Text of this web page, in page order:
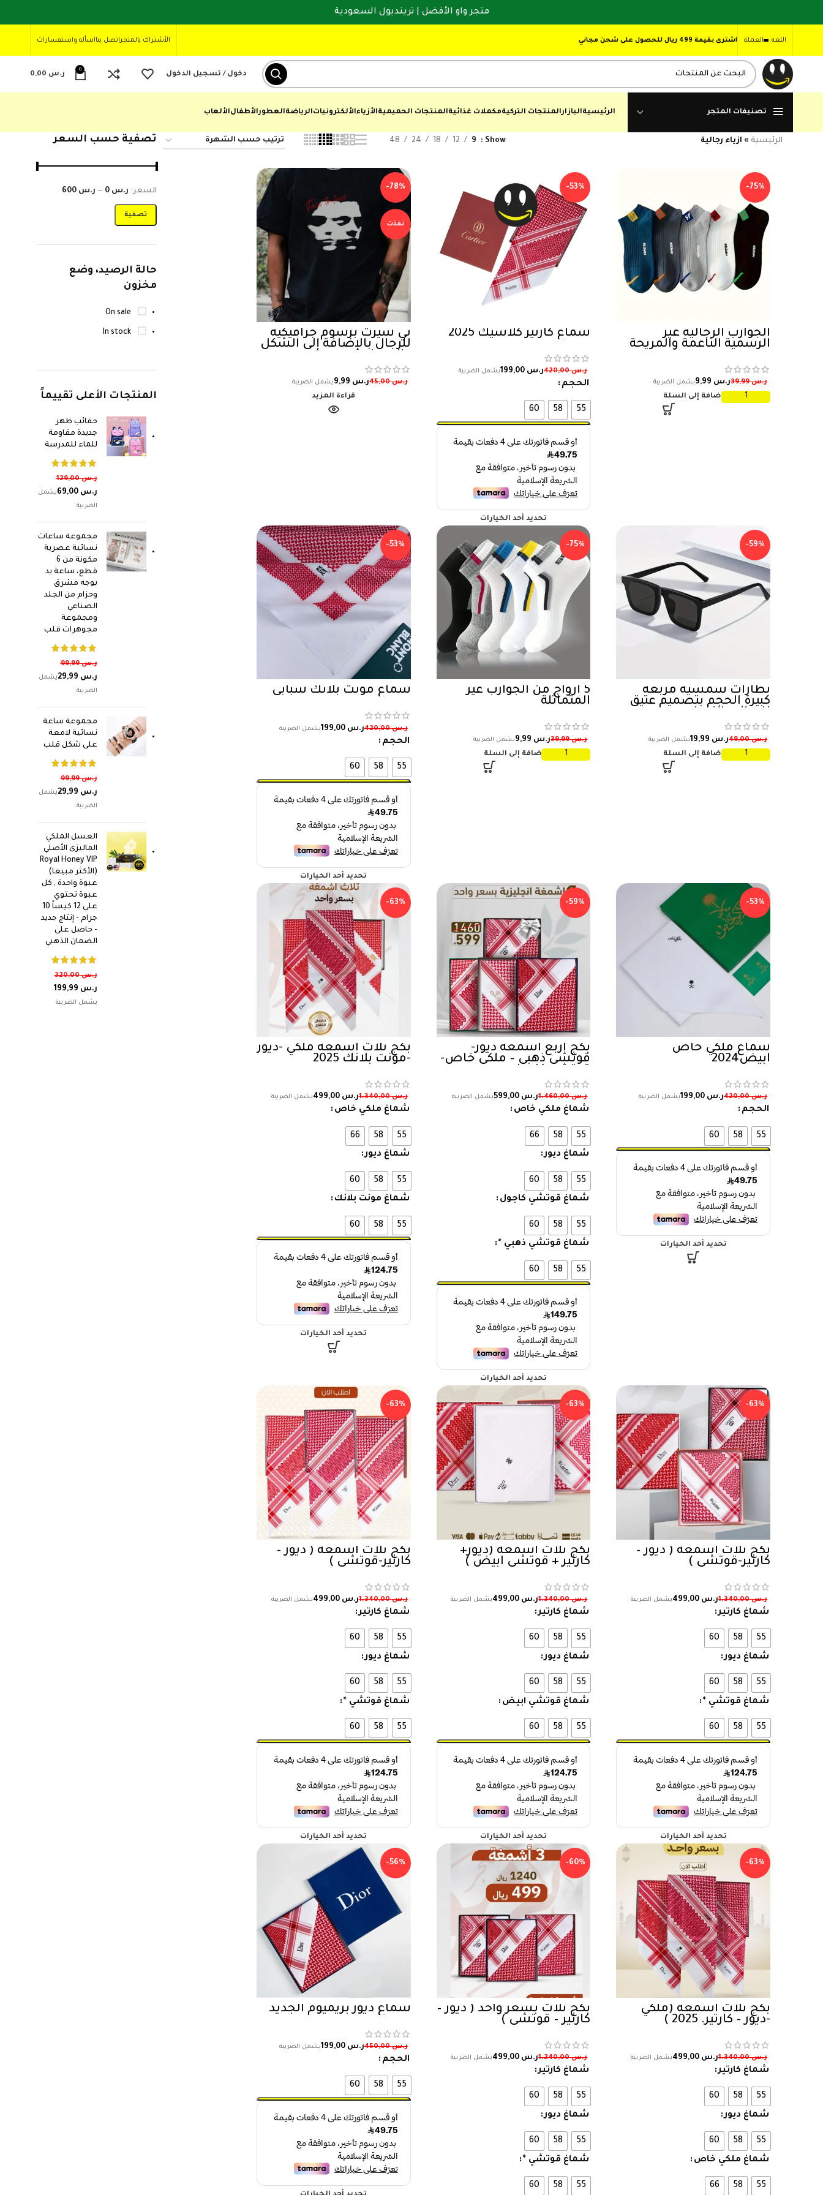
اللغه العملة اشترى بقيمة 499 ريال للحصول على شحن مجاني الأشتراك بالمتجراتصل بنااسأله واستفسارات
دخول / تسجيل الدخول
0
ر.س
تصنيفات المتجر الرئيسيةالبازارالمنتجات التركيةمكملات غذائيةالمنتجات الحميميةالأزياءالألكترونياتالرياضةالعطورالأطفالالألعاب
تصفية حسب السعر
تصفية
السعر: ر.س 0 — ر.س 600
حالة الرصيد، وضع
مخزون
In stock
المنتجات الأعلى تقييماً
حقائب ظهر
جديدة مقاومة
للماء للمدرسة
ر.س129,00
ر.س 69,00
مجموعة ساعات
نسائية عصرية
مكونة من 6
قطع، ساعة يد
بوجه مشرق
وحزام من الجلد
الصناعي
ومجموعة
مجوهرات قلب
ر.س99,99
ر.س
مجموعة ساعة
نسائية لامعة
على شكل قلب
ر.س99,99
ر.س
العسل الملكي
الماليزى الأصلي
Royal Honey VIP
(الأكثر مبيعا)
عبوة واحدة , كل
عبوة تحتوي
على 12 كيساً 10
جرام - إنتاج جديد
- حاصل على
الضمان الذهبي
ر.س320,00
ر.س
الرئيسية » ازياء رجالية Show
9
12
18
24
48
-75%
الجوارب الرجالية غير
الرسمية الناعمة والمريحة
ر.س39,99 ر.س
إضافة إلى السلة
-53%
شماغ كارتير كلاسيك 2025
ر.س420,00 ر.س
الحجم
55
58
60
تحديد أحد الخيارات
-78%
نفذت
تي شيرت برسوم جرافيكية
للرجال بالإضافة إلى الشكل
ر.س45,00 ر.س
قراءة المزيد
-59%
نظارات شمسية مربعة
كبيرة الحجم بتصميم عتيق
ر.س49,00 ر.س
إضافة إلى السلة
-75%
5 أزواج من الجوارب غير
المتماثلة
ر.س39,99 ر.س
إضافة إلى السلة
-53%
شماغ مونت بلانك شبابي
ر.س420,00 ر.س 199,00
الحجم
55
58
60
تحديد أحد الخيارات
-53%
شماغ ملكي خاص
ابيض2024
ر.س420,00 ر.س
الحجم
55
58
60
تحديد أحد الخيارات
-59%
بكج اربع اشمغة ديور-
قوتشي ذهبي – ملكي خاص-
ر.س1.460,00 ر.س
شماغ ملكي خاص
55
58
66
شماغ ديور
55
58
60
شماغ قوتشي كاجول
55
58
60
شماغ قوتشي ذهبي *
55
58
60
تحديد أحد الخيارات
-63%
بكج ثلاث اشمغة ملكي -ديور
-مونت بلانك 2025
ر.س1.340,00 ر.س 499,00
شماغ ملكي خاص
55
58
66
شماغ ديور
55
58
60
شماغ مونت بلانك
55
58
60
تحديد أحد الخيارات
-63%
بكج ثلاث اشمغة ( ديور –
كارتير-قوتشي )
ر.س1.340,00 ر.س
شماغ كارتير
55
58
60
شماغ ديور
55
58
60
شماغ قوتشي *
55
58
60
تحديد أحد الخيارات
-63%
بكج ثلاث اشمغه (ديور+
كارتير + قوتشي ابيض )
ر.س1.340,00 ر.س
شماغ كارتير
55
58
60
شماغ ديور
55
58
60
شماغ قوتشي ابيض
55
58
60
تحديد أحد الخيارات
-63%
بكج ثلاث اشمغة ( ديور –
كارتير-قوتشي )
ر.س1.340,00 ر.س 499,00
شماغ كارتير
55
58
60
شماغ ديور
55
58
60
شماغ قوتشي *
55
58
60
تحديد أحد الخيارات
-63%
بكج ثلاث اشمغة (ملكي
-ديور – كارتير. 2025 )
ر.س1.340,00 ر.س
شماغ كارتير
55
58
60
شماغ ديور
55
58
60
شماغ ملكي خاص
55
58
66
-60%
بكج ثلاث بسعر واحد ( ديور –
كارتير – قوتشي )
ر.س1.240,00 ر.س
شماغ كارتير
55
58
60
شماغ ديور
55
58
60
شماغ قوتشي *
55
58
60
-56%
شماغ ديور بريميوم الجديد
ر.س450,00 ر.س 199,00
الحجم
55
58
60
متجر واو الأفضل | ترينديول السعودية